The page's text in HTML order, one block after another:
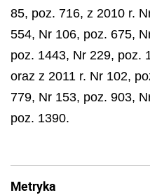
85, poz. 716, z 2010 r.
554, Nr 106, poz. 675,
poz. 1443, Nr 229, poz.
oraz z 2011 r. Nr 102,
779, Nr 153, poz. 903,
poz. 1390.
Metryka